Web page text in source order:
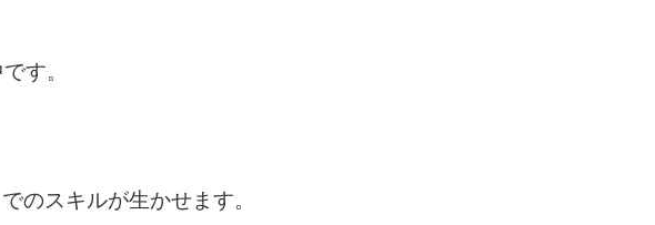
す。
のスキルが生かせます。